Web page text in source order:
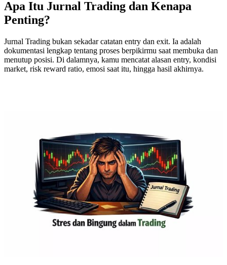
Apa Itu Jurnal Trading dan Kenapa
Penting?
Jurnal Trading bukan sekadar catatan entry dan exit. Ia adalah
dokumentasi lengkap tentang proses berpikirmu saat membuka dan
menutup posisi. Di dalamnya, kamu mencatat alasan entry, kondisi
market, risk reward ratio, emosi saat itu, hingga hasil akhirnya.